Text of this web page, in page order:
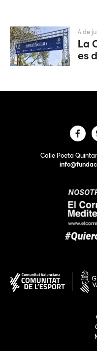
La
es
4 de
Calle Poeta